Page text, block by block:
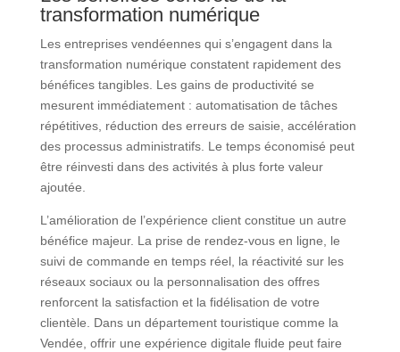
transformation numérique
Les entreprises vendéennes qui s’engagent dans la
transformation numérique constatent rapidement des
bénéfices tangibles. Les gains de productivité se
mesurent immédiatement : automatisation de tâches
répétitives, réduction des erreurs de saisie, accélération
des processus administratifs. Le temps économisé peut
être réinvesti dans des activités à plus forte valeur
ajoutée.
L’amélioration de l’expérience client constitue un autre
bénéfice majeur. La prise de rendez-vous en ligne, le
suivi de commande en temps réel, la réactivité sur les
réseaux sociaux ou la personnalisation des offres
renforcent la satisfaction et la fidélisation de votre
clientèle. Dans un département touristique comme la
Vendée, offrir une expérience digitale fluide peut faire